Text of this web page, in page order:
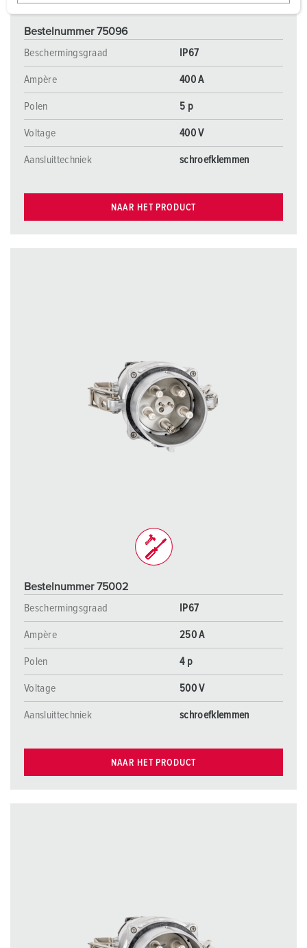
Bestelnummer 75096
Beschermingsgraad
IP67
Ampère 400 A
Polen 5 p
Voltage 400 V
Aansluittechniek schroefklemmen
NAAR HET PRODUCT
Bestelnummer 75002
Beschermingsgraad
IP67
Ampère 250 A
Polen 4 p
Voltage 500 V
Aansluittechniek schroefklemmen
NAAR HET PRODUCT